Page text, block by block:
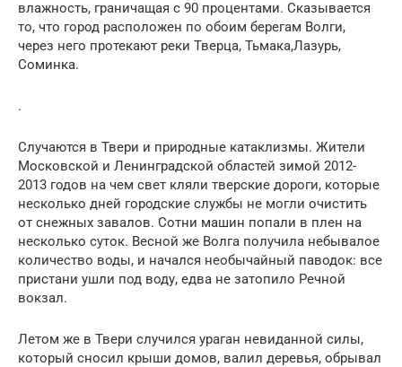
влажность, граничащая с 90 процентами. Сказывается
то, что город расположен по обоим берегам Волги,
через него протекают реки Тверца, Тьмака,Лазурь,
Соминка.
.
Случаются в Твери и природные катаклизмы. Жители
Московской и Ленинградской областей зимой 2012-
2013 годов на чем свет кляли тверские дороги, которые
несколько дней городские службы не могли очистить
от снежных завалов. Сотни машин попали в плен на
несколько суток. Весной же Волга получила небывалое
количество воды, и начался необычайный паводок: все
пристани ушли под воду, едва не затопило Речной
вокзал.
Летом же в Твери случился ураган невиданной силы,
который сносил крыши домов, валил деревья, обрывал